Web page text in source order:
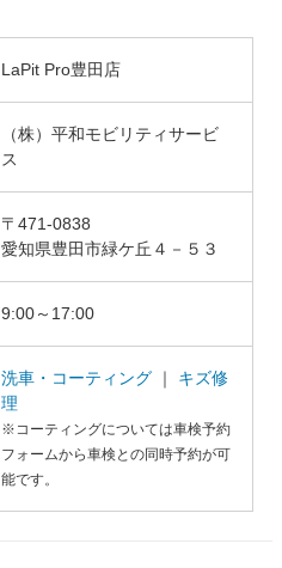
LaPit Pro豊田店
（株）平和モビリティサービ
ス
〒471-0838
愛知県豊田市緑ケ丘４－５３
9:00～17:00
洗車・コーティング ｜
キズ修
理
※コーティングについては車検予約
フォームから車検との同時予約が可
能です。